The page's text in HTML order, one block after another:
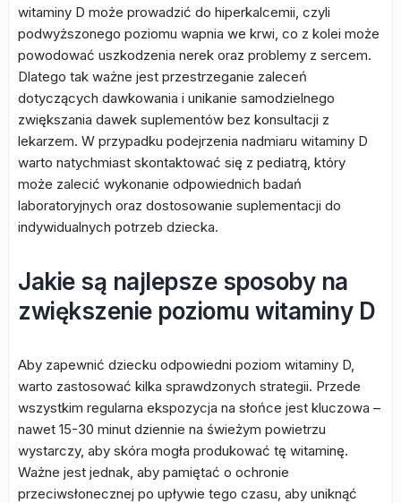
witaminy D może prowadzić do hiperkalcemii, czyli
podwyższonego poziomu wapnia we krwi, co z kolei może
powodować uszkodzenia nerek oraz problemy z sercem.
Dlatego tak ważne jest przestrzeganie zaleceń
dotyczących dawkowania i unikanie samodzielnego
zwiększania dawek suplementów bez konsultacji z
lekarzem. W przypadku podejrzenia nadmiaru witaminy D
warto natychmiast skontaktować się z pediatrą, który
może zalecić wykonanie odpowiednich badań
laboratoryjnych oraz dostosowanie suplementacji do
indywidualnych potrzeb dziecka.
Jakie są najlepsze sposoby na
zwiększenie poziomu witaminy D
Aby zapewnić dziecku odpowiedni poziom witaminy D,
warto zastosować kilka sprawdzonych strategii. Przede
wszystkim regularna ekspozycja na słońce jest kluczowa –
nawet 15-30 minut dziennie na świeżym powietrzu
wystarczy, aby skóra mogła produkować tę witaminę.
Ważne jest jednak, aby pamiętać o ochronie
przeciwsłonecznej po upływie tego czasu, aby uniknąć